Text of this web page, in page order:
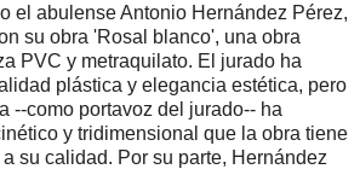
el abulense Antonio Hernández Pérez,
su obra 'Rosal blanco', una obra
PVC y metraquilato. El jurado ha
plástica y elegancia estética, pero
--como portavoz del jurado-- ha
y tridimensional que la obra tiene
su calidad. Por su parte, Hernández